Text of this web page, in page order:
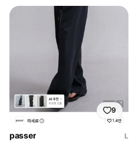
9
passer
L